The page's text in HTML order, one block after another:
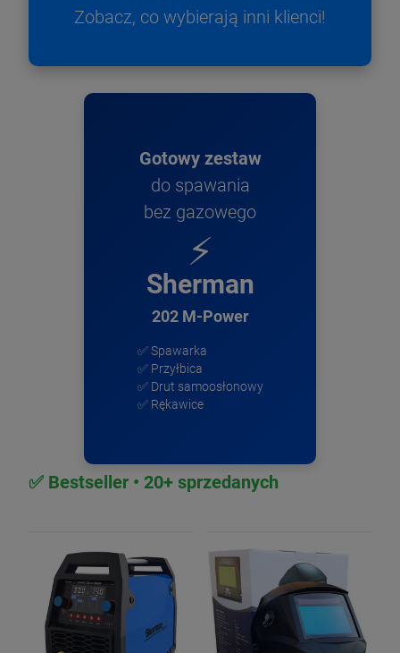
Zobacz, co wybierają inni klienci!
Gotowy zestaw
do spawania
bez gazowego
⚡
Sherman
202 M-Power
✅ Spawarka
✅ Przyłbica
✅ Drut samoosłonowy
✅ Rękawice
✅ Bestseller • 20+ sprzedanych